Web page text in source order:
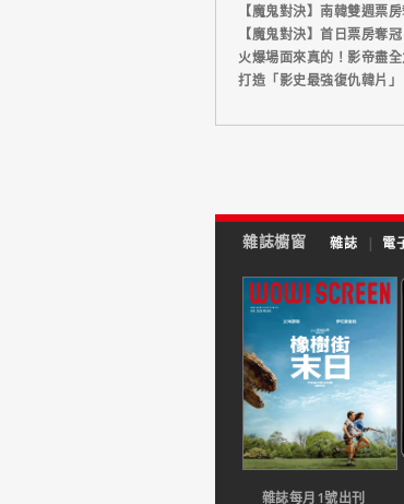
【魔鬼對決】南韓雙週票
【魔鬼對決】首日票房奪
火爆場面來真的！影帝盡
打造「影史最強復仇韓片
雜誌櫥窗 雜誌 | 電
雜誌每月1號出刊